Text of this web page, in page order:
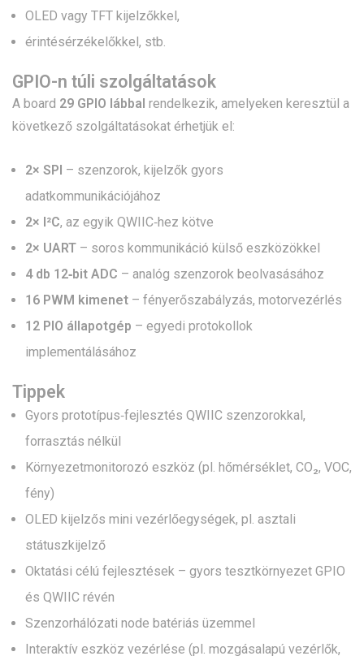
OLED vagy TFT kijelzőkkel,
érintésérzékelőkkel, stb.
GPIO-n túli szolgáltatások
A board 29 GPIO lábbal rendelkezik, amelyeken keresztül a
következő szolgáltatásokat érhetjük el:
2× SPI – szenzorok, kijelzők gyors
adatkommunikációjához
2× I²C, az egyik QWIIC‑hez kötve
2× UART – soros kommunikáció külső eszközökkel
4 db 12‑bit ADC – analóg szenzorok beolvasásához
16 PWM kimenet – fényerőszabályzás, motorvezérlés
12 PIO állapotgép – egyedi protokollok
implementálásához
Tippek
Gyors prototípus‑fejlesztés QWIIC szenzorokkal,
forrasztás nélkül
Környezetmonitorozó eszköz (pl. hőmérséklet, CO₂, VOC,
fény)
OLED kijelzős mini vezérlőegységek, pl. asztali
státuszkijelző
Oktatási célú fejlesztések – gyors tesztkörnyezet GPIO
és QWIIC révén
Szenzorhálózati node batériás üzemmel
Interaktív eszköz vezérlése (pl. mozgásalapú vezérlők,